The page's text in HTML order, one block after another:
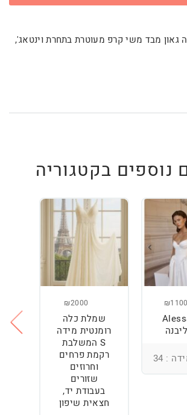
מבד משי קרפ מעוטרת בתחרת וינטאג',
נוספים בקטגוריה
: 34
₪2000
שמלת כלה
רומנטית מידה
S המשלבת
רקמת פרחים
וחרוזים
שזורים
בעבודת יד,
חצאית שיפון